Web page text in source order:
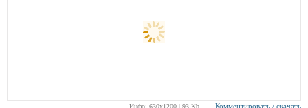
Инфо: 630х1200 | 93 Kb Комментировать / скачать